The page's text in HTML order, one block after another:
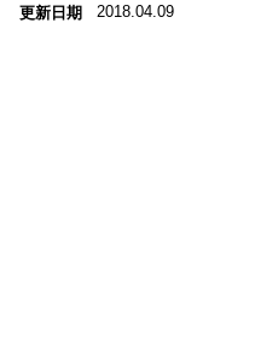
更新日期 2018.04.09